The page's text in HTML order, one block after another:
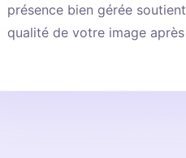
présence bien gérée
qualité de votre image